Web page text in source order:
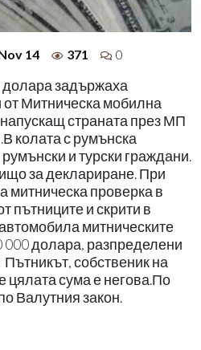
14 371 0
задържаха
Митническа мобилна
страната през МП
колата с румънска
и турски граждани.
за деклариране. При
митническа проверка в
пътниците и скрити в
митническите
000 долара, разпределени
собственик на
цялата сума е негова.По
Валутния закон.